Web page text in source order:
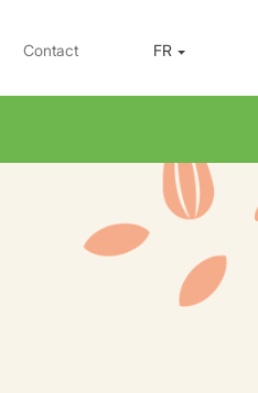
Contact FR